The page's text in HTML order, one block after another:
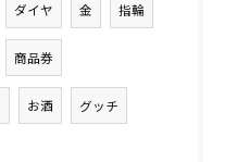
ダイヤ 金 指輪
商品券
お酒 グッチ